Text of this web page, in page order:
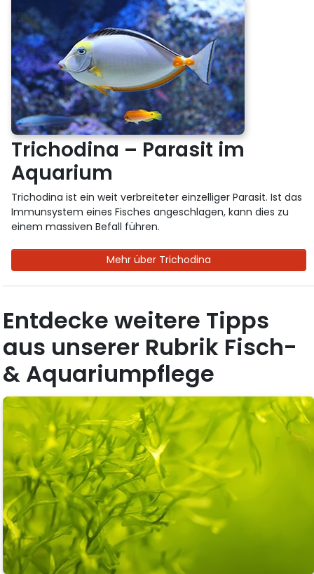
Trichodina – Parasit im
Aquarium
Trichodina ist ein weit verbreiteter einzelliger Parasit. Ist das
Immunsystem eines Fisches angeschlagen, kann dies zu
einem massiven Befall führen.
Mehr über Trichodina
Entdecke weitere Tipps
aus unserer Rubrik Fisch-
& Aquariumpflege